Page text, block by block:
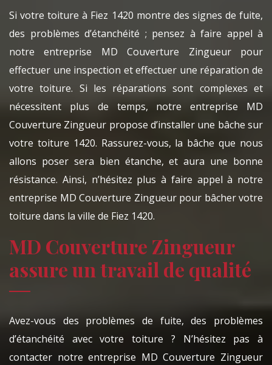
Si votre toiture à Fiez 1420 montre des signes de fuite,
des problèmes d’étanchéité ; pensez à faire appel à
notre entreprise MD Couverture Zingueur pour
effectuer une inspection et effectuer une réparation de
votre toiture. Si les réparations sont complexes et
nécessitent plus de temps, notre entreprise MD
Couverture Zingueur propose d’installer une bâche sur
votre toiture 1420. Rassurez-vous, la bâche que nous
allons poser sera bien étanche, et aura une bonne
résistance. Ainsi, n’hésitez plus à faire appel à notre
entreprise MD Couverture Zingueur pour bâcher votre
toiture dans la ville de Fiez 1420.
MD Couverture Zingueur
assure un travail de qualité
Avez-vous des problèmes de fuite, des problèmes
d’étanchéité avec votre toiture ? N’hésitez pas à
contacter notre entreprise MD Couverture Zingueur